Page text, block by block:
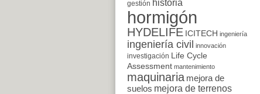
gestión historia
hormigón
HYDELIFE ICITECH ingeniería
ingeniería civil innovación
investigación
Life Cycle
Assessment mantenimiento
maquinaria mejora de
suelos mejora de terrenos